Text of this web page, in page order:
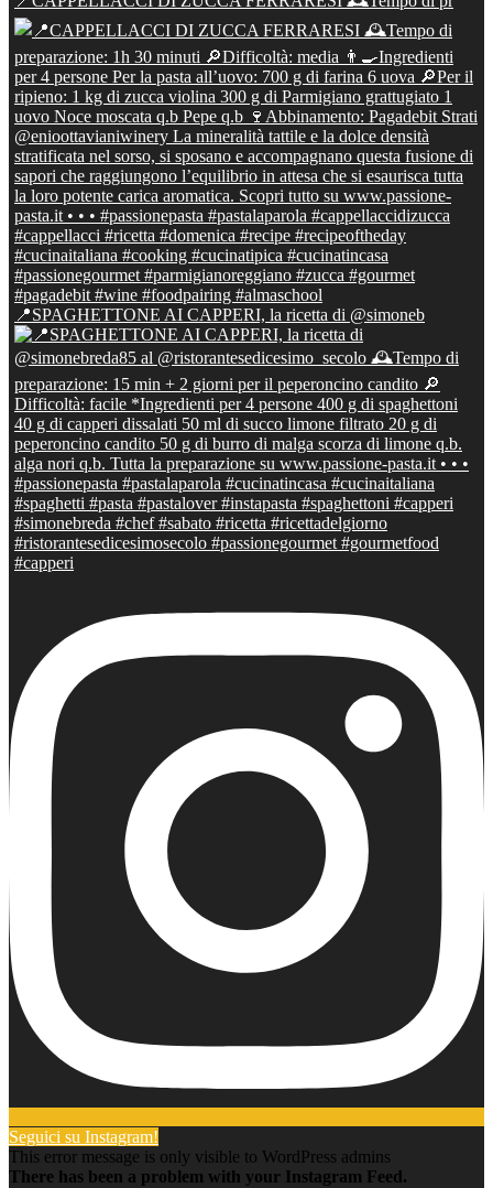
📍SPAGHETTONE AI CAPPERI, la ricetta di @simoneb
Seguici su Instagram!
This error message is only visible to WordPress admins
There has been a problem with your Instagram Feed.